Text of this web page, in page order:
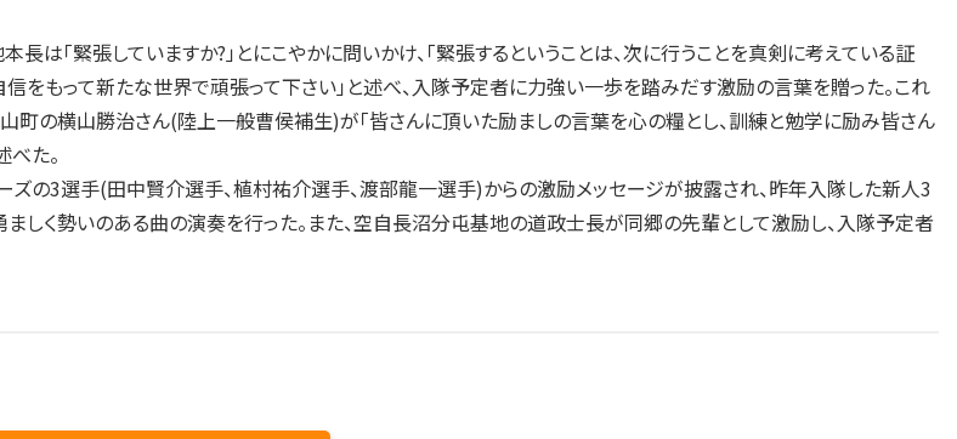
は「緊張していますか?」とにこやかに問いかけ、「緊張するということは、次に行うことを真剣に考えている証
をもって新たな世界で頑張って下さい」と述べ、入隊予定者に力強い一歩を踏みだす激励の言葉を贈った。これ
町の横山勝治さん(陸上一般曹侯補生)が「皆さんに頂いた励ましの言葉を心の糧とし、訓練と勉学に励み皆さん
た。
ズの3選手(田中賢介選手、植村祐介選手、渡部龍一選手)からの激励メッセージが披露され、昨年入隊した新人3
しく勢いのある曲の演奏を行った。また、空自長沼分屯基地の道政士長が同郷の先輩として激励し、入隊予定者